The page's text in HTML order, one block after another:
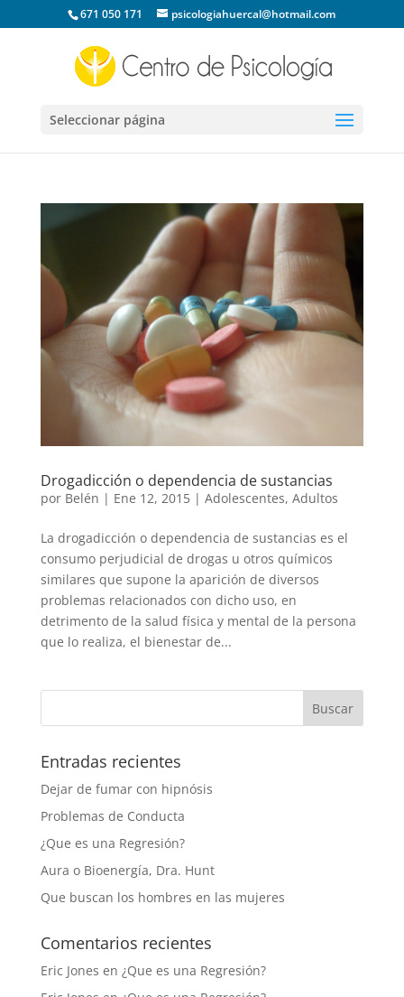
671 050 171 psicologiahuercal@hotmail.com
Seleccionar página
Drogadicción o dependencia de sustancias
por Belén | Ene 12, 2015| Adolescentes, Adultos
La drogadicción o dependencia de sustancias es el
consumo perjudicial de drogas u otros químicos
similares que supone la aparición de diversos
problemas relacionados con dicho uso, en
detrimento de la salud física y mental de la persona
que lo realiza, el bienestar de...
Entradas recientes
Dejar de fumar con hipnósis
Problemas de Conducta
¿Que es una Regresión?
Aura o Bioenergía, Dra. Hunt
Que buscan los hombres en las mujeres
Comentarios recientes
Eric Jones en ¿Que es una Regresión?